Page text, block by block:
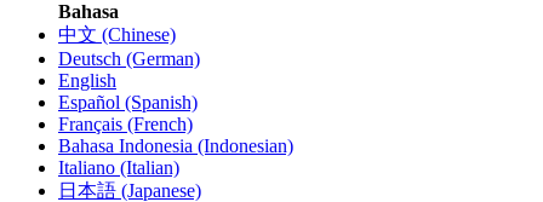
Bahasa
中文 (Chinese)
Deutsch (German)
English
Español (Spanish)
Français (French)
Bahasa Indonesia (Indonesian)
Italiano (Italian)
日本語 (Japanese)